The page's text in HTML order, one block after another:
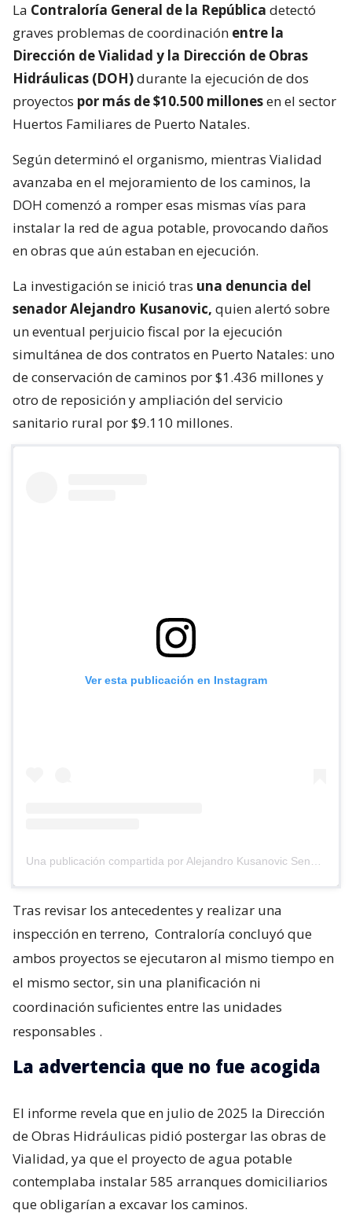
La Contraloría General de la República detectó
graves problemas de coordinación entre la
Dirección de Vialidad y la Dirección de Obras
Hidráulicas (DOH)durante la ejecución de dos
proyectos por más de $10.500 millonesen el sector
Huertos Familiares de Puerto Natales.
Según determinó el organismo, mientras Vialidad
avanzaba en el mejoramiento de los caminos, la
DOH comenzó a romper esas mismas vías para
instalar la red de agua potable, provocando daños
en obras que aún estaban en ejecución.
La investigación se inició tras una denuncia del
senador Alejandro Kusanovic, quien alertó sobre
un eventual perjuicio fiscal por la ejecución
simultánea de dos contratos en Puerto Natales: uno
de conservación de caminos por $1.436 millones y
otro de reposición y ampliación del servicio
sanitario rural por $9.110 millones.
Ver esta publicación en Instagram
Tras revisar los antecedentes y realizar una
inspección en terreno, Contraloría concluyó que
ambos proyectos se ejecutaron al mismo tiempo en
el mismo sector, sin una planificación ni
coordinación suficientes entre las unidades
responsables .
La advertencia que no fue acogida
El informe revela que en julio de 2025 la Dirección
de Obras Hidráulicas pidió postergar las obras de
Vialidad, ya que el proyecto de agua potable
contemplaba instalar 585 arranques domiciliarios
que obligarían a excavar los caminos.